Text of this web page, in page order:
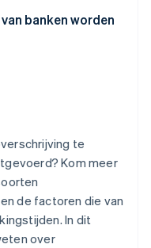
banken worden
te
Kom meer
de factoren die van
In dit
over